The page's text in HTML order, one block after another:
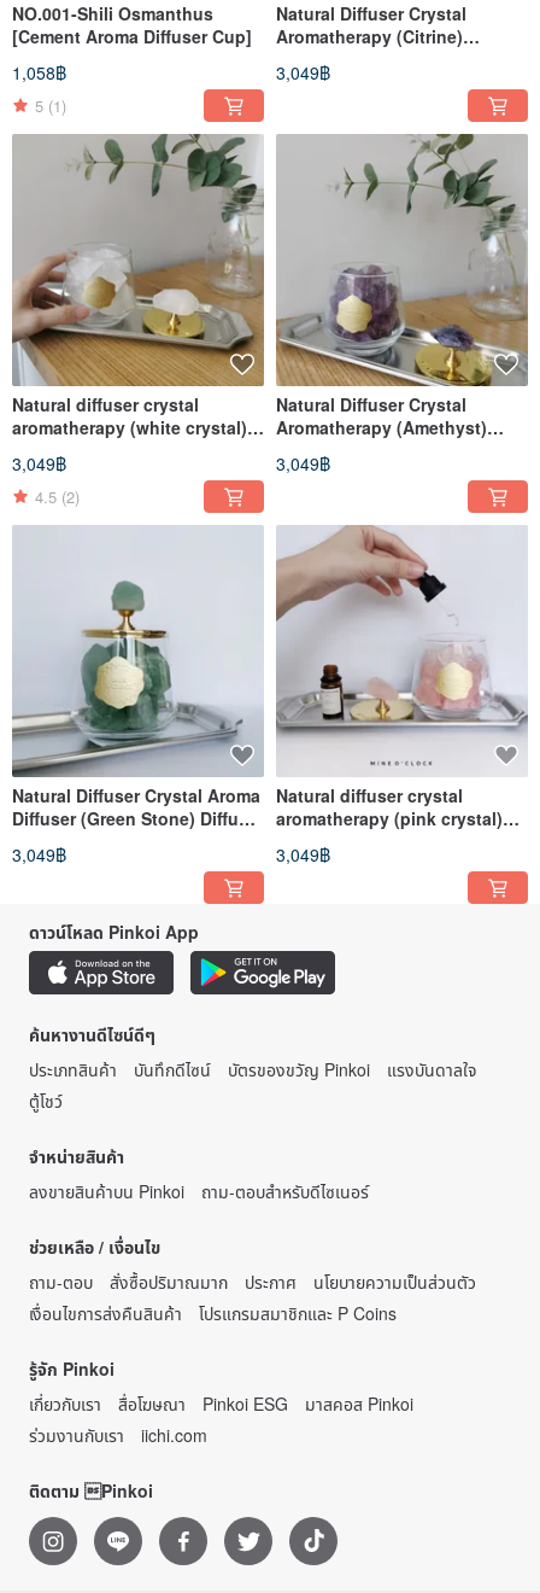
NO.001-Shili Osmanthus
[Cement Aroma Diffuser Cup]
1,058฿
5 (1)
Natural Diffuser Crystal
Aromatherapy (Citrine)
Diffuser Original Stone
Diffuser Stone
3,049฿
Natural diffuser crystal
aromatherapy (white crystal)
diffuser original stone diffuser
Stone
3,049฿
4.5 (2)
Natural Diffuser Crystal
Aromatherapy (Amethyst)
Diffuser Original Stone
Diffuser Stone
3,049฿
Natural Diffuser Crystal Aroma
Diffuser (Green Stone) Diffuser
Original Stone Diffuser Aroma
Diffuser
3,049฿
Natural diffuser crystal
aromatherapy (pink crystal)
diffuser original stone diffuser
Stone
3,049฿
ดาวน์โหลด Pinkoi App
ค้นหางานดีไซน์ดีๆ
ประเภทสินค้า
บันทึกดีไซน์ บัตรของขวัญ Pinkoi
แรงบันดาลใจ
ตู้โชว์
จำหน่ายสินค้า
ลงขายสินค้าบน Pinkoi
ถาม-ตอบสำหรับดีไซเนอร์
ช่วยเหลือ / เงื่อนไข
ถาม-ตอบ
สั่งซื้อปริมาณมาก ประกาศ
นโยบายความเป็นส่วนตัว
เงื่อนไขการส่งคืนสินค้า
โปรแกรมสมาชิกและ P Coins
รู้จัก Pinkoi
เกี่ยวกับเรา
สื่อโฆษณา Pinkoi ESG
มาสคอส Pinkoi
ร่วมงานกับเรา
iichi.com
ติดตาม Pinkoi